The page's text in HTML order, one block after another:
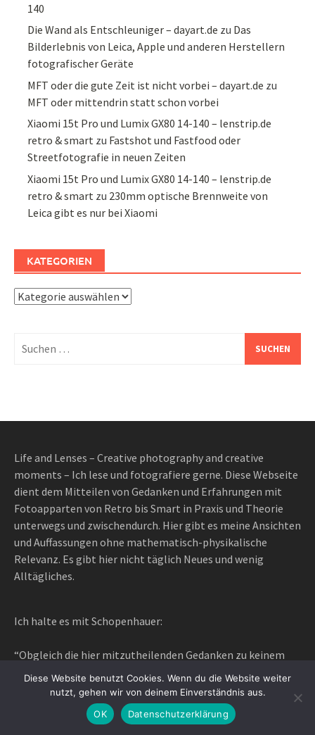
140
Die Wand als Entschleuniger – dayart.de zu Das
Bilderlebnis von Leica, Apple und anderen Herstellern
fotografischer Geräte
MFT oder die gute Zeit ist nicht vorbei – dayart.de zu
MFT oder mittendrin statt schon vorbei
Xiaomi 15t Pro und Lumix GX80 14-140 – lenstrip.de
retro & smart zu Fastshot und Fastfood oder
Streetfotografie in neuen Zeiten
Xiaomi 15t Pro und Lumix GX80 14-140 – lenstrip.de
retro & smart zu 230mm optische Brennweite von
Leica gibt es nur bei Xiaomi
KATEGORIEN
Kategorien
nach:
Life and Lenses – Creative photography and creative
moments – Ich lese und fotografiere gerne. Diese Webseite
dient dem Mitteilen von Gedanken und Erfahrungen mit
Fotoapparten von Retro bis Smart in Praxis und Theorie
unterwegs und zwischendurch. Hier gibt es meine Ansichten
und Auffassungen ohne mathematisch-physikalische
Relevanz. Es gibt hier nicht täglich Neues und wenig
Alltägliches.
Ich halte es mit Schopenhauer:
“Obgleich die hier mitzutheilenden Gedanken zu keinem
festen Resultate führen, vielleicht eine bloße
metaphysische Phantasie genannt werden könnten; so
habe ich mich doch nicht entschließen können, sie der
Vergessenheit zu übergeben; weil sie Manchem, wenigstens
Diese Website benutzt Cookies. Wenn du die Website weiter
nutzt, gehen wir von deinem Einverständnis aus.
OK
Datenschutzerklärung